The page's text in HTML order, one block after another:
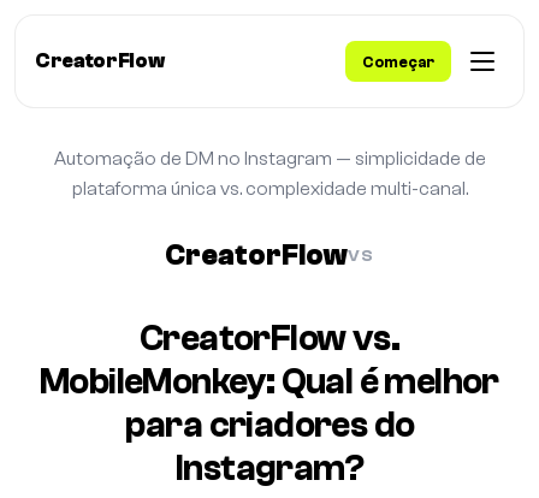
CreatorFlow Começar
Automação de DM no Instagram — simplicidade de
plataforma única vs. complexidade multi-canal.
CreatorFlowVS
CreatorFlow vs.
MobileMonkey: Qual é melhor
para criadores do
Instagram?